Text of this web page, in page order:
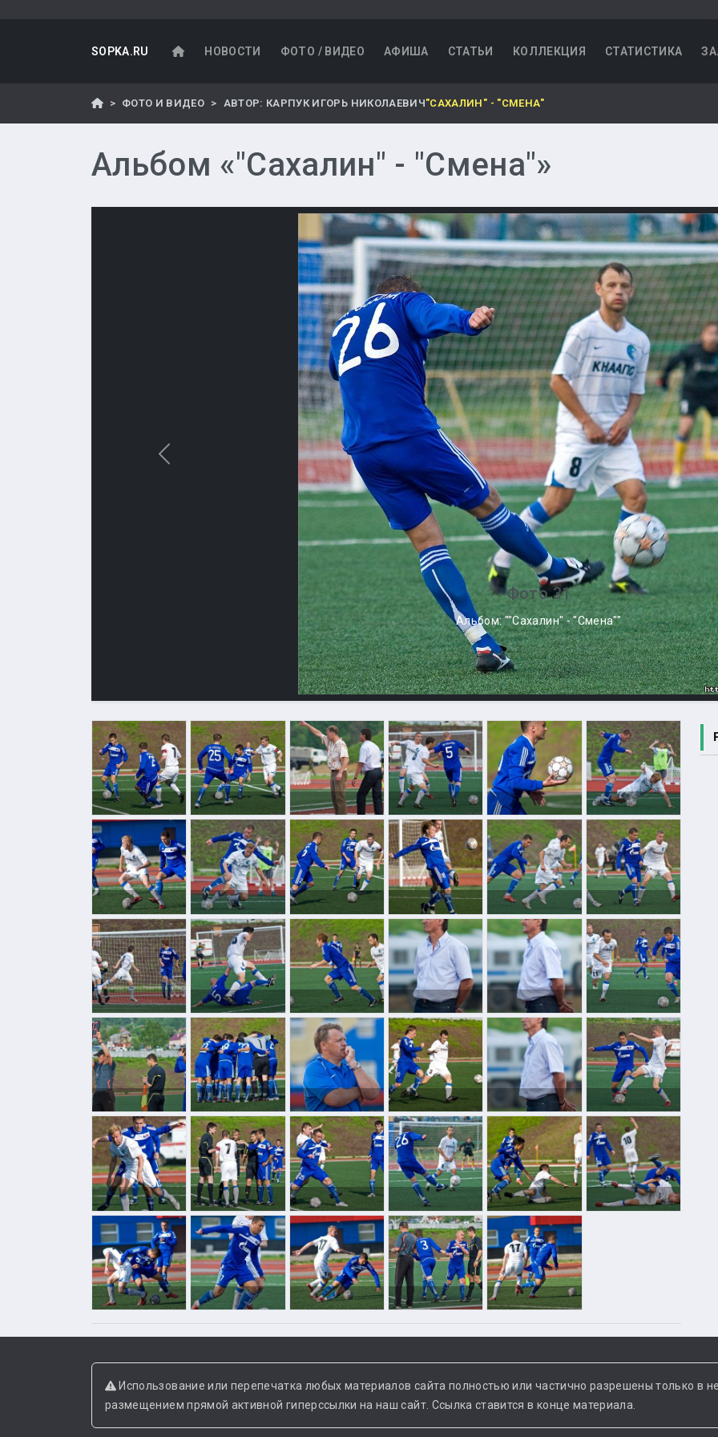
SOPKA.RU НОВОСТИ ФОТО / ВИДЕО АФИША СТАТЬИ КОЛЛЕКЦИЯ СТАТИСТИКА
ФОТО И ВИДЕО АВТОР: КАРПУК ИГОРЬ НИКОЛАЕВИЧ"САХАЛИН" - "СМЕНА"
Альбом «"Сахалин" - "Смена"»
Фото 31
Альбом: ""Сахалин" - "Смена""
Назад
Использование или перепечатка любых материалов сайта полностью или частично разрешены только в
размещением прямой активной гиперссылки на наш сайт. Ссылка ставится в конце материала.